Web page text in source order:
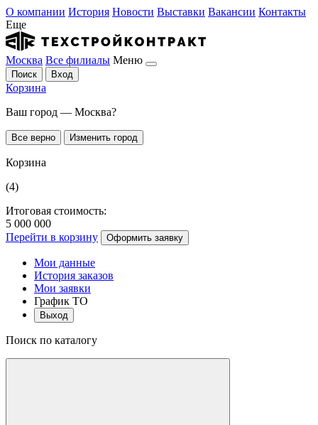
О компании История Новости Выставки Вакансии Контакты
Еще
Москва Все филиалы Меню
Поиск Вход
Корзина
Ваш город — Москва?
Все верно Изменить город
Корзина
(4)
Итоговая стоимость:
5 000 000
Перейти в корзину
Оформить заявку
Мои данные
История заказов
Мои заявки
График ТО
Выход
Поиск по каталогу